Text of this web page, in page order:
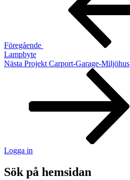
Föregående
Lampbyte
Nästa
Nästa Projekt Carport-Garage-Miljöhus
Logga in
Sök på hemsidan